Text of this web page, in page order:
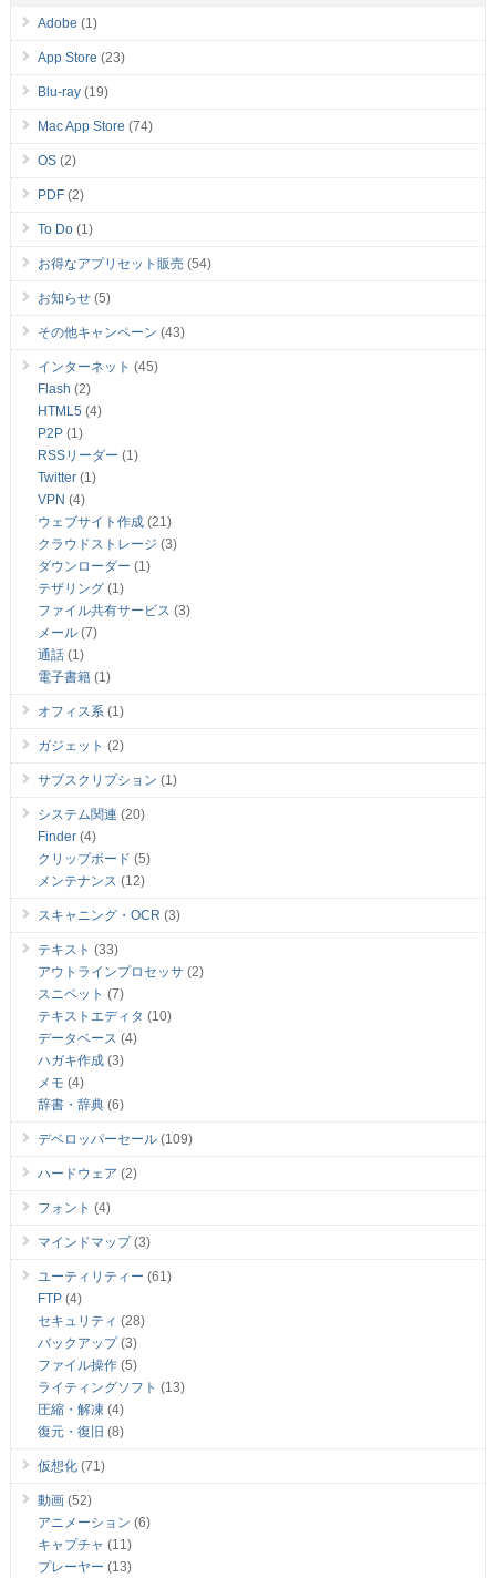
Adobe (1)
App Store (23)
Blu-ray(19)
Mac App Store (74)
OS(2)
PDF(2)
To Do(1)
お得なアプリセット販売(54)
お知らせ(5)
その他キャンペーン (43)
インターネット (45)
Flash (2)
HTML5 (4)
P2P(1)
RSSリーダー (1)
Twitter(1)
VPN (4)
ウェブサイト作成(21)
クラウドストレージ (3)
ダウンローダー (1)
テザリング(1)
ファイル共有サービス (3)
メール(7)
通話(1)
電子書籍(1)
オフィス系(1)
ガジェット (2)
サブスクリプション (1)
システム関連 (20)
Finder(4)
クリップボード (5)
メンテナンス (12)
スキャニング・OCR (3)
テキスト (33)
アウトラインプロセッサ(2)
スニペット (7)
テキストエディタ (10)
データベース (4)
ハガキ作成(3)
メモ (4)
辞書・辞典(6)
デベロッパーセール(109)
ハードウェア (2)
フォント (4)
マインドマップ(3)
ユーティリティー (61)
FTP(4)
セキュリティ (28)
バックアップ(3)
ファイル操作(5)
ライティングソフト (13)
圧縮・解凍 (4)
復元・復旧 (8)
仮想化(71)
動画(52)
アニメーション (6)
キャプチャ (11)
プレーヤー (13)